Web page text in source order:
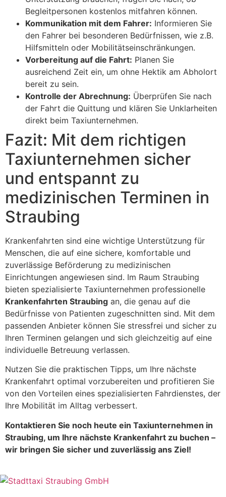
Begleitpersonen kostenlos mitfahren können.
Kommunikation mit dem Fahrer: Informieren Sie
den Fahrer bei besonderen Bedürfnissen, wie z.B.
Hilfsmitteln oder Mobilitätseinschränkungen.
Vorbereitung auf die Fahrt: Planen Sie
ausreichend Zeit ein, um ohne Hektik am Abholort
bereit zu sein.
Kontrolle der Abrechnung: Überprüfen Sie nach
der Fahrt die Quittung und klären Sie Unklarheiten
direkt beim Taxiunternehmen.
Fazit: Mit dem richtigen
Taxiunternehmen sicher
und entspannt zu
medizinischen Terminen in
Straubing
Krankenfahrten sind eine wichtige Unterstützung für
Menschen, die auf eine sichere, komfortable und
zuverlässige Beförderung zu medizinischen
Einrichtungen angewiesen sind. Im Raum Straubing
bieten spezialisierte Taxiunternehmen professionelle
Krankenfahrten Straubing an, die genau auf die
Bedürfnisse von Patienten zugeschnitten sind. Mit dem
passenden Anbieter können Sie stressfrei und sicher zu
Ihren Terminen gelangen und sich gleichzeitig auf eine
individuelle Betreuung verlassen.
Nutzen Sie die praktischen Tipps, um Ihre nächste
Krankenfahrt optimal vorzubereiten und profitieren Sie
von den Vorteilen eines spezialisierten Fahrdienstes, der
Ihre Mobilität im Alltag verbessert.
Kontaktieren Sie noch heute ein Taxiunternehmen in
Straubing, um Ihre nächste Krankenfahrt zu buchen –
wir bringen Sie sicher und zuverlässig ans Ziel!